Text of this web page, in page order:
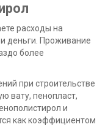
расходы на
деньги. Проживание
более
при строительстве
вату, пенопласт,
и
как коэффициентом